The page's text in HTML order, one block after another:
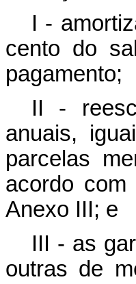
I -
cento do
pagamento;
II -
anuais,
parcelas
acordo com
Anexo III; e
III - as
outras de